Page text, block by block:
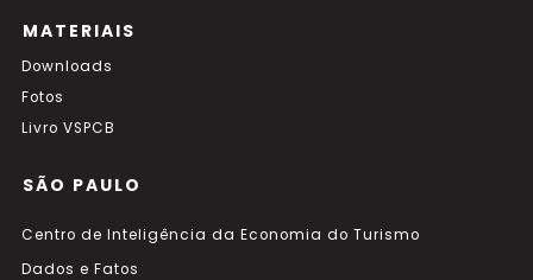
MATERIAIS
Downloads
Fotos
Livro VSPCB
SÃO PAULO
Centro de Inteligência da Economia do Turismo
Dados e Fatos